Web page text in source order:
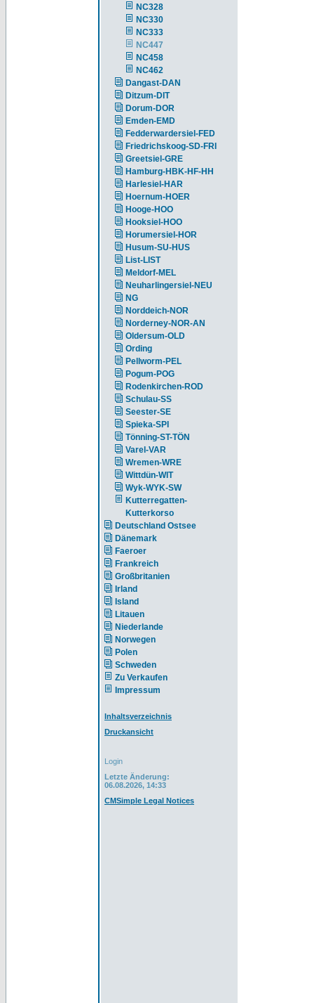
NC328
NC330
NC333
NC447
NC458
NC462
Dangast-DAN
Ditzum-DIT
Dorum-DOR
Emden-EMD
Fedderwardersiel-FED
Friedrichskoog-SD-FRI
Greetsiel-GRE
Hamburg-HBK-HF-HH
Harlesiel-HAR
Hoernum-HOER
Hooge-HOO
Hooksiel-HOO
Horumersiel-HOR
Husum-SU-HUS
List-LIST
Meldorf-MEL
Neuharlingersiel-NEU
NG
Norddeich-NOR
Norderney-NOR-AN
Oldersum-OLD
Ording
Pellworm-PEL
Pogum-POG
Rodenkirchen-ROD
Schulau-SS
Seester-SE
Spieka-SPI
Tönning-ST-TÖN
Varel-VAR
Wremen-WRE
Wittdün-WIT
Wyk-WYK-SW
Kutterregatten-
Kutterkorso
Deutschland Ostsee
Dänemark
Faeroer
Frankreich
Großbritanien
Irland
Island
Litauen
Niederlande
Norwegen
Polen
Schweden
Zu Verkaufen
Impressum
Inhaltsverzeichnis
Druckansicht
Login
Letzte Änderung:
06.08.2026, 14:33
CMSimple Legal Notices